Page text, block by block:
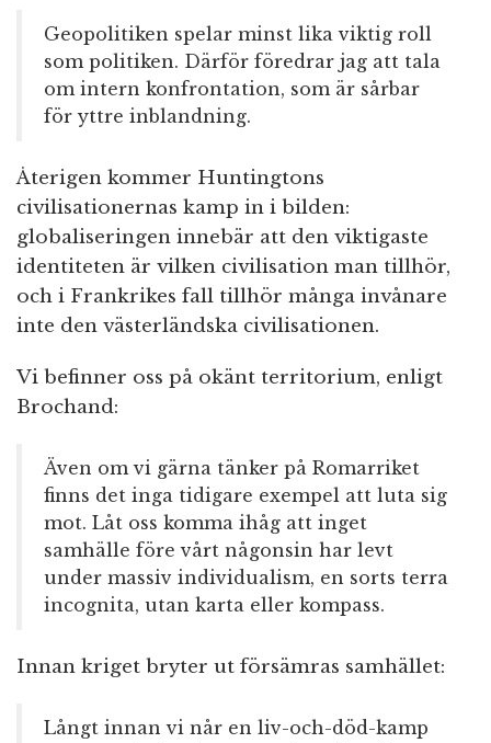
Geopolitiken spelar minst lika viktig roll
som politiken. Därför föredrar jag att tala
om intern konfrontation, som är sårbar
för yttre inblandning.
Återigen kommer Huntingtons
civilisationernas kamp in i bilden:
globaliseringen innebär att den viktigaste
identiteten är vilken civilisation man tillhör,
och i Frankrikes fall tillhör många invånare
inte den västerländska civilisationen.
Vi befinner oss på okänt territorium, enligt
Brochand:
Även om vi gärna tänker på Romarriket
finns det inga tidigare exempel att luta sig
mot. Låt oss komma ihåg att inget
samhälle före vårt någonsin har levt
under massiv individualism, en sorts terra
incognita, utan karta eller kompass.
Innan kriget bryter ut försämras samhället:
Långt innan vi når en liv-och-död-kamp